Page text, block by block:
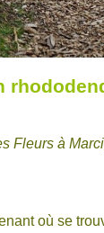
Fleurs à
où se